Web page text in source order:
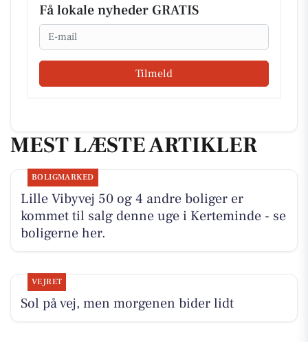
Få lokale nyheder GRATIS
Email
Tilmeld
MEST LÆSTE ARTIKLER
BOLIGMARKED
Lille Vibyvej 50 og 4 andre boliger er
kommet til salg denne uge i Kerteminde - se
boligerne her.
VEJRET
Sol på vej, men morgenen bider lidt